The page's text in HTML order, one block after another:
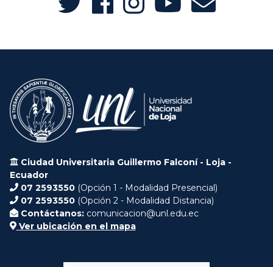
Ciudad Universitaria Guillermo Falconí - Loja -
Ecuador
07 2593550 (Opción 1 - Modalidad Presencial)
07 2593550 (Opción 2 - Modalidad Distancia)
Contáctanos: comunicacion@unl.edu.ec
Ver ubicación en el mapa